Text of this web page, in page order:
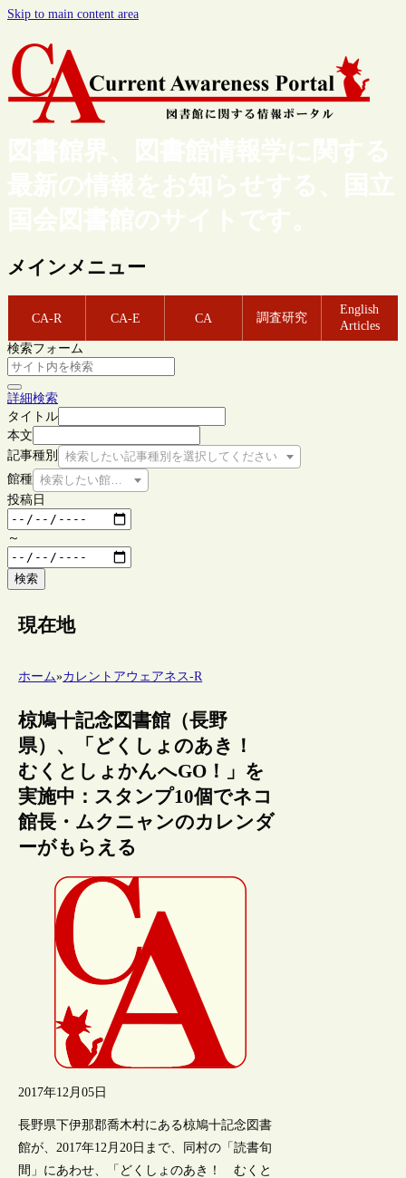
Skip to main content area
図書館界、図書館情報学に関する
最新の情報をお知らせする、国立
国会図書館のサイトです。
メインメニュー
CA-R CA-E CA 調査研究
English
Articles
検索フォーム
詳細検索
タイトル
本文
記事種別
検索したい記事種別を選択してください
館種 検索したい館種を選択してください
投稿日
～
検索
現在地
ホーム»カレントアウェアネス-R
椋鳩十記念図書館（長野
県）、「どくしょのあき！
むくとしょかんへGO！」を
実施中：スタンプ10個でネコ
館長・ムクニャンのカレンダ
ーがもらえる
2017年12月05日
長野県下伊那郡喬木村にある椋鳩十記念図書
館が、2017年12月20日まで、同村の「読書旬
間」にあわせ、「どくしょのあき！ むくと